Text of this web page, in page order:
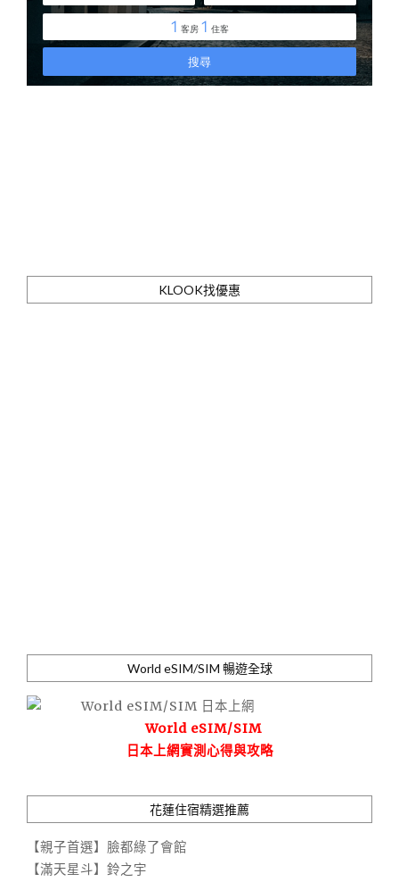
KLOOK找優惠
World eSIM/SIM 暢遊全球
World eSIM/SIM
日本上網實測心得與攻略
花蓮住宿精選推薦
【親子首選】臉都綠了會館
【滿天星斗】鈴之宇